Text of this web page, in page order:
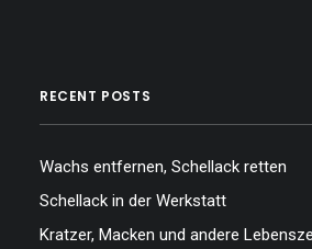
RECENT POSTS
Wachs entfernen, Schellack retten
Schellack in der Werkstatt
Kratzer, Macken und andere